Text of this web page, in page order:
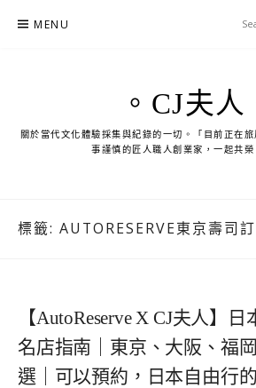
MENU
。CJ夫人
關於當代文化體驗採集與紀錄的一切。「目前正在
事謹慎的匠人職人創業家，一起共榮
標籤: AUTORESERVE東京壽司
【AutoReserve X CJ夫人】
名店指南｜東京、大阪、福
選｜可以預約，日本自由行